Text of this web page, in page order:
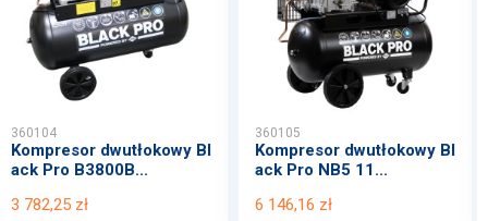
360104
Kompresor dwutłokowy Bl
ack Pro B3800B...
3 782,25 zł
360105
Kompresor dwutłokowy Bl
ack Pro NB5 11...
6 146,16 zł